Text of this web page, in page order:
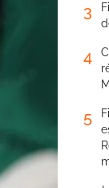
3
4
5